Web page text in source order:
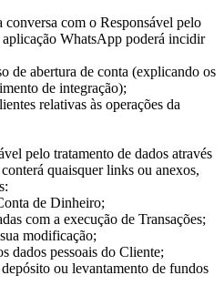
com o Responsável pelo
aplicação WhatsApp poderá incidir
de abertura de conta (explicando os
de integração);
relativas às operações da
pelo tratamento de dados através
quaisquer links ou anexos,
de Dinheiro;
com a execução de Transações;
modificação;
dados pessoais do Cliente;
ou levantamento de fundos